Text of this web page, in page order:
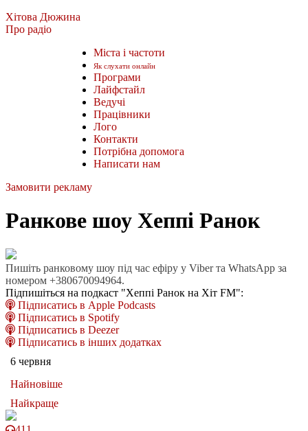
Хітова Дюжина
Про радіо
Міста і частоти
Як слухати онлайн
Програми
Лайфстайл
Ведучі
Працівники
Лого
Контакти
Потрібна допомога
Написати нам
Замовити рекламу
Ранкове шоу Хеппі Ранок
Пишіть ранковому шоу під час ефіру у Viber та WhatsApp за
номером +380670094964.
Підпишіться на подкаст "Хеппі Ранок на Хіт FM":
Підписатись в Apple Podcasts
Підписатись в Spotify
Підписатись в Deezer
Підписатись в інших додатках
6 червня
Найновіше
Найкраще